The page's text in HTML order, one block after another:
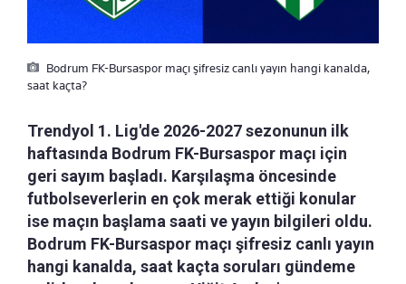
Bodrum FK-Bursaspor maçı şifresiz canlı yayın hangi kanalda,
saat kaçta?
Trendyol 1. Lig'de 2026-2027 sezonunun ilk
haftasında Bodrum FK-Bursaspor maçı için
geri sayım başladı. Karşılaşma öncesinde
futbolseverlerin en çok merak ettiği konular
ise maçın başlama saati ve yayın bilgileri oldu.
Bodrum FK-Bursaspor maçı şifresiz canlı yayın
hangi kanalda, saat kaçta soruları gündeme